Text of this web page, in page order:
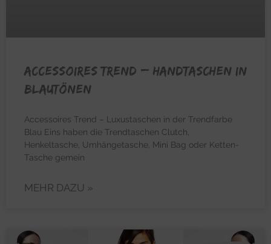
ACCESSOIRES TREND – Handtaschen in
Blautönen
Accessoires Trend – Luxustaschen in der Trendfarbe
Blau Eins haben die Trendtaschen Clutch,
Henkeltasche, Umhängetasche, Mini Bag oder Ketten-
Tasche gemein
MEHR DAZU »